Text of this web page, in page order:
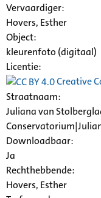
Vervaardiger:
Hovers, Esther
Object:
kleurenfoto (digitaal)
Licentie:
Creative
Straatnaam:
Juliana van
Downloadbaar:
Ja
Rechthebbende:
Hovers, Esther